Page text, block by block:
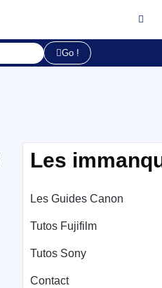
Go !
Les
Les Guides Canon
Tutos Fujifilm
Tutos Sony
Contact